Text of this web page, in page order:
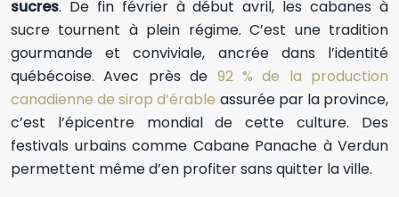
sucres. De fin février à début avril, les cabanes à
sucre tournent à plein régime. C’est une tradition
gourmande et conviviale, ancrée dans l’identité
québécoise. Avec près de 92 % de la production
canadienne de sirop d’érable assurée par la province,
c’est l’épicentre mondial de cette culture. Des
festivals urbains comme Cabane Panache à Verdun
permettent même d’en profiter sans quitter la ville.